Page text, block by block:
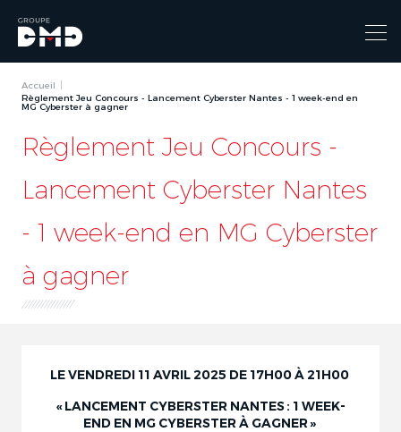
Accueil
Règlement Jeu Concours - Lancement Cyberster Nantes - 1 week-end en
MG Cyberster à gagner
Règlement Jeu Concours -
Lancement Cyberster Nantes
- 1 week-end en MG Cyberster
à gagner
LE VENDREDI 11 AVRIL 2025 DE 17H00 À 21H00
« LANCEMENT CYBERSTER NANTES : 1 WEEK-
END EN MG CYBERSTER À GAGNER »